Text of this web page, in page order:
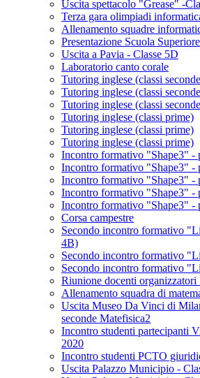
Uscita spettacolo "Grease" -
Terza gara olimpiadi
Allenamento squadre
Presentazione Scuola
Uscita a Pavia - Classe 5D
Laboratorio canto corale
Tutoring inglese (classi
Tutoring inglese (classi
Tutoring inglese (classi
Tutoring inglese (classi prime)
Tutoring inglese (classi prime)
Tutoring inglese (classi prime)
Incontro formativo "Shape3" -
Incontro formativo "Shape3" -
Incontro formativo "Shape3" -
Incontro formativo "Shape3" -
Incontro formativo "Shape3" -
Corsa campestre
Secondo incontro formativo
4B)
Secondo incontro formativo
Secondo incontro formativo
Riunione docenti
Allenamento squadra di
Uscita Museo Da Vinci di
seconde Matefisica2
Incontro studenti partecipanti
2020
Incontro studenti PCTO
Uscita Palazzo Municipio -